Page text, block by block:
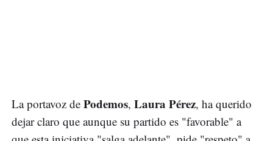
La portavoz de Podemos, Laura Pérez, ha querido
dejar claro que aunque su partido es "favorable" a